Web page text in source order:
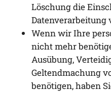
Löschung die
Datenverarbeitung
Wenn wir Ihre
nicht mehr
Ausübung,
Geltendmachung
benötigen, haben